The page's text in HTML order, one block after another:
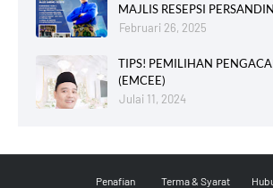
MAJLIS RESEPSI
Februari 26, 2025
TIPS! PEMILIHAN
(EMCEE)
Julai 11, 2024
Penafian Terma & Syarat